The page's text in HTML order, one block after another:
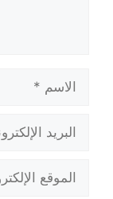
الإلكتروني
الإلكتروني